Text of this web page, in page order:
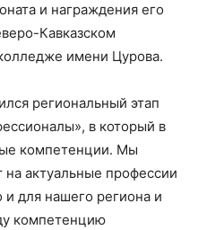
и награждения его
Кавказском
имени Цурова.
региональный этап
в который в
компетенции. Мы
на актуальные профессии
для нашего региона и
компетенцию